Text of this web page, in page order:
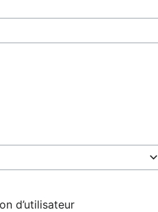
d’utilisateur